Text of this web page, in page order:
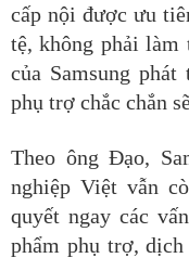
cấp nội được ưu
tệ, không phải làm
của Samsung
phụ trợ chắc chắn
Theo ông Đạo,
nghiệp Việt vẫn
quyết ngay các
phẩm phụ trợ,